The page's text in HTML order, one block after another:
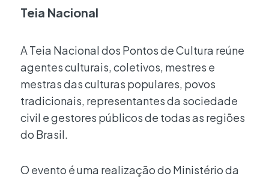
Teia Nacional
A Teia Nacional dos Pontos de Cultura reúne
agentes culturais, coletivos, mestres e
mestras das culturas populares, povos
tradicionais, representantes da sociedade
civil e gestores públicos de todas as regiões
do Brasil.
O evento é uma realização do Ministério da